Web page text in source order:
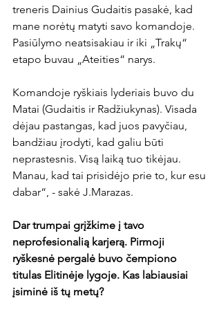
treneris Dainius Gudaitis pasakė, kad
mane norėtų matyti savo komandoje.
Pasiūlymo neatsisakiau ir iki „Trakų“
etapo buvau „Ateities“ narys.
Komandoje ryškiais lyderiais buvo du
Matai (Gudaitis ir Radžiukynas). Visada
dėjau pastangas, kad juos pavyčiau,
bandžiau įrodyti, kad galiu būti
neprastesnis. Visą laiką tuo tikėjau.
Manau, kad tai prisidėjo prie to, kur esu
dabar“, - sakė J.Marazas.
Dar trumpai grįžkime į tavo
neprofesionalią karjerą. Pirmoji
ryškesnė pergalė buvo čempiono
titulas Elitinėje lygoje. Kas labiausiai
įsiminė iš tų metų?